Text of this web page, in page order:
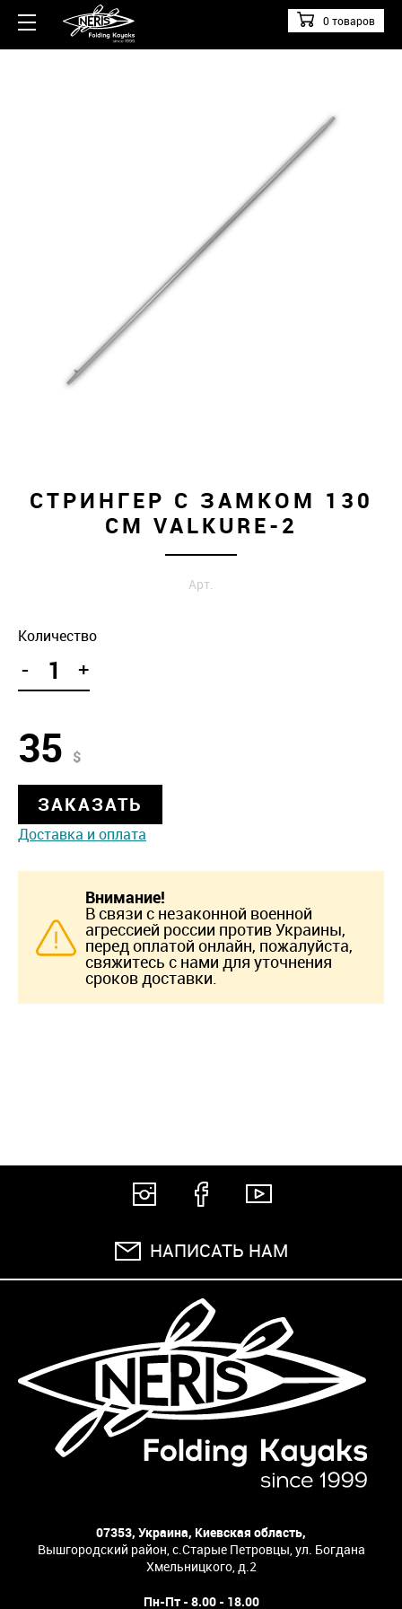
0 товаров
СТРИНГЕР С ЗАМКОМ 130
СМ VALKURE-2
Арт.
Количество
- +
35 $
ЗАКАЗАТЬ
Доставка и оплата
Внимание!
В связи с незаконной военной
агрессией россии против Украины,
перед оплатой онлайн, пожалуйста,
свяжитесь с нами для уточнения
сроков доставки.
НАПИСАТЬ НАМ
07353, Украина, Киевская область,
Вышгородский район, с.Старые Петровцы, ул. Богдана
Хмельницкого, д.2
Пн-Пт - 8.00 - 18.00